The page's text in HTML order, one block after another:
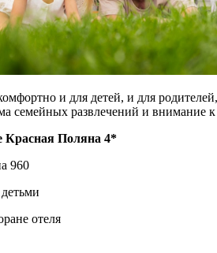
и для детей, и для
семейных развлечений и внимание
Красная Поляна 4*
960
отеля